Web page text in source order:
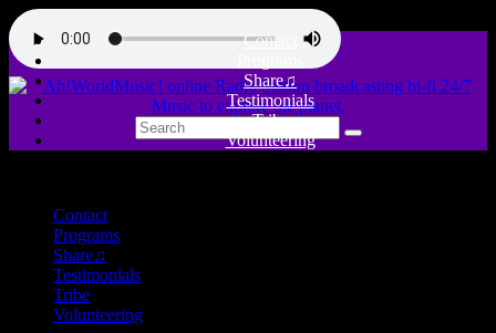
Contact
Share♫
Testimonials
Tribe
Volunteering
Contact
Programs
Share♫
Testimonials
Tribe
Volunteering